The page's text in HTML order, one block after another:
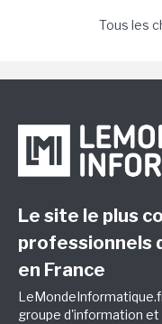
Tous les
Le site le plus
professionnels
en France
groupe d'information